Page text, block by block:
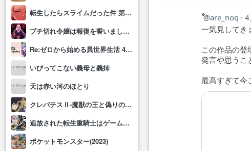
転生したらスライムだった件 第4期
ブチ切れ令嬢は報復を誓いました。 ～魔導書の力で祖国を叩き潰します～
Re:ゼロから始める異世界生活 4th season
いびってこない義母と義姉
天は赤い河のほとり
クレバテスⅡ-魔獣の王と偽りの勇者伝承-
追放された転生重騎士はゲーム知識で無双する
ポケットモンスター(2023)
are_noq
4
一気見してき
この作品の
発言や思うこ
最高すぎて今